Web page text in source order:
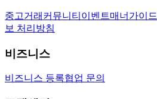
중고거래 커뮤니티 이벤트매너가이드
보 처리방침
비즈니스
비즈니스 등록협업 문의